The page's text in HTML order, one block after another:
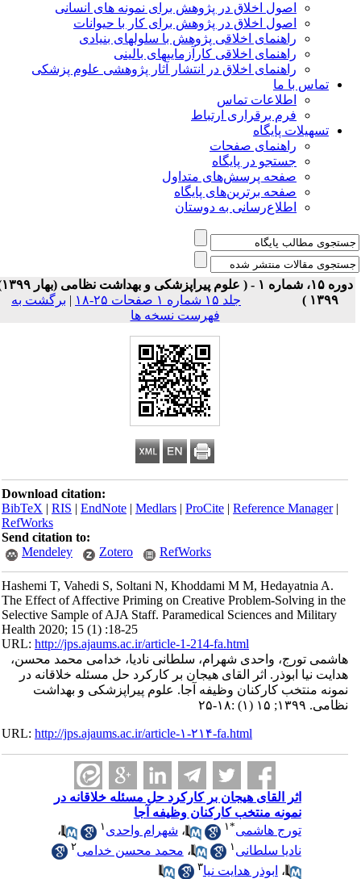
اصول اخلاق در پژوهش برای نمونه های انسانی
اصول اخلاق در پژوهش برای کار با حیوانات
راهنمای اخلاقی پژوهش با سلولهای بنیادی
راهنمای اخلاقی کارآزماییهای بالینی
راهنمای اخلاق در انتشار آثار پژوهشی علوم پزشکی
تماس با ما
اطلاعات تماس
فرم برقراری ارتباط
تسهیلات پایگاه
راهنمای صفحات
جستجو در پایگاه
صفحه پرسش‌های متداول
صفحه برترین‌های پایگاه
اطلاع‌رسانی به دوستان
دوره ۱۵، شماره ۱ - ( علوم پیراپزشکی و بهداشت نظامی (بهار ۱۳۹۹)
۱۳۹۹ )
جلد ۱۵ شماره ۱ صفحات ۲۵-۱۸ | برگشت به
فهرست نسخه ها
Download citation:
BibTeX|RIS|EndNote|Medlars|ProCite|Reference Manager
RefWorks
Send citation to:
Mendeley
Zotero RefWorks
Hashemi T, Vahedi S, Soltani N, Khoddami M M, Hedayatnia A.
The Effect of Affective Priming on Creative Problem-Solving in the
Selective Sample of AJA Staff. Paramedical Sciences and Military
Health 2020; 15 (1) :18-25
URL:http://jps.ajaums.ac.ir/article-1-214-fa.html
هاشمی تورج، واحدی شهرام، سلطانی نادیا، خدامی محمد محسن،
هدایت نیا ابوذر. اثر القای هیجان بر کارکرد حل مسئله خلاقانه در
نمونه منتخب کارکنان وظیفه آجا. علوم پیراپزشکی و بهداشت
نظامی. ۱۳۹۹; ۱۵ (۱) :۱۸-۲۵
URL:http://jps.ajaums.ac.ir/article-۱-۲۱۴-fa.html
اثر القای هیجان بر کارکرد حل مسئله خلاقانه در
نمونه منتخب کارکنان وظیفه آجا
تورج هاشمی
۱ ،شهرام واحدی۱
،
نادیا سلطانی
،محمد محسن خدامی
،ابوذر هدایت نیا۳